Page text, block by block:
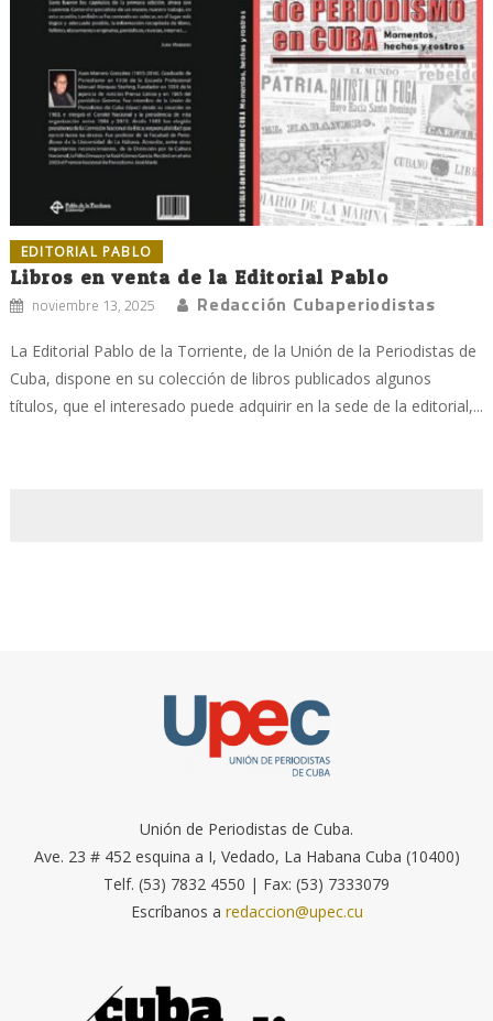
EDITORIAL PABLO
Libros en venta de la Editorial Pablo
noviembre 13, 2025 Redacción Cubaperiodistas
La Editorial Pablo de la Torriente, de la Unión de la Periodistas de
Cuba, dispone en su colección de libros publicados algunos
títulos, que el interesado puede adquirir en la sede de la editorial,...
Unión de Periodistas de Cuba.
Ave. 23 # 452 esquina a I, Vedado, La Habana Cuba (10400)
Telf. (53) 7832 4550 | Fax: (53) 7333079
Escríbanos a redaccion@upec.cu